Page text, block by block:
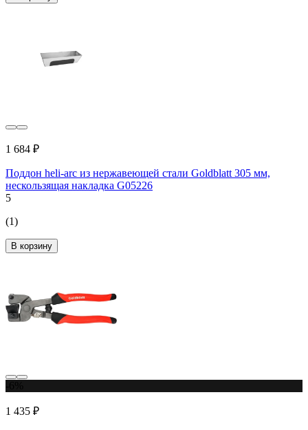
1 684 ₽
Поддон heli-arc из нержавеющей стали Goldblatt 305 мм,
нескользящая накладка G05226
5
(1)
В корзину
1 435 ₽